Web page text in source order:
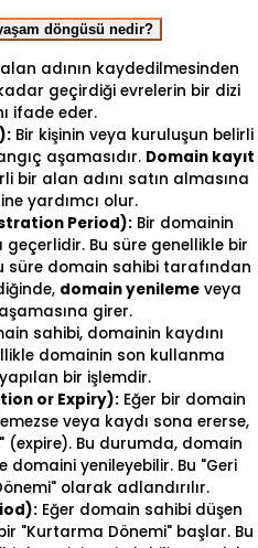
döngüsü nedir?
adının kaydedilmesinden
geçirdiği evrelerin bir dizi
ifade eder.
Bir kişinin veya kuruluşun belirli
aşamasıdır. Domain kayıt
bir alan adını satın almasına
yardımcı olur.
Period): Bir domainin
Bu süre genellikle bir
süre domain sahibi tarafından
domain yenilemeveya
girer.
sahibi, domainin kaydını
domainin son kullanma
bir işlemdir.
or Expiry): Eğer bir domain
veya kaydı sona ererse,
Bu durumda, domain
domaini yenileyebilir. Bu "Geri
olarak adlandırılır.
Eğer domain sahibi düşen
"Kurtarma Dönemi" başlar. Bu